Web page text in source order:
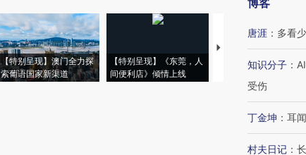
【特别呈现】澳门全力探
索葡语国家新渠道
【特别呈现】《东莞，人
间便利店》倾情上线
【推广】走进第四届链
会，让数智科技“链”接
博客
唐涯 ： 多看
知识分子 ：
受伤
丁金坤 ： 耳
村夫日记 ：